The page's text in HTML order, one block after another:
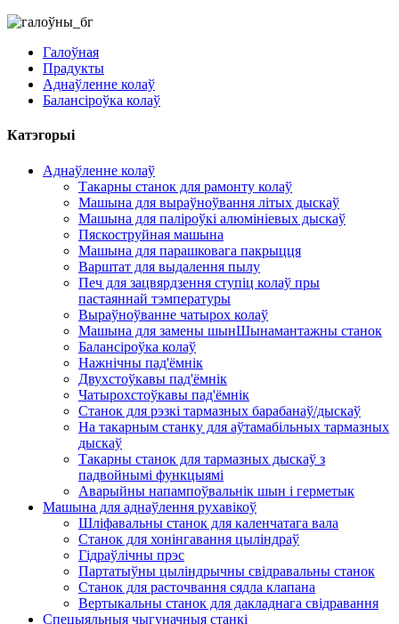
Галоўная
Прадукты
Аднаўленне колаў
Балансіроўка колаў
Катэгорыі
Аднаўленне колаў
Такарны станок для рамонту колаў
Машына для выраўноўвання літых дыскаў
Машына для паліроўкі алюмініевых дыскаў
Пяскоструйная машына
Машына для парашковага пакрыцця
Варштат для выдалення пылу
Печ для зацвярдзення ступіц колаў пры
пастаяннай тэмпературы
Выраўноўванне чатырох колаў
Машына для замены шынШынамантажны станок
Балансіроўка колаў
Нажнічны пад'ёмнік
Двухстоўкавы пад'ёмнік
Чатырохстоўкавы пад'ёмнік
Станок для рэзкі тармазных барабанаў/дыскаў
На такарным станку для аўтамабільных тармазных
дыскаў
Такарны станок для тармазных дыскаў з
падвойнымі функцыямі
Аварыйны напампоўвальнік шын і герметык
Машына для аднаўлення рухавікоў
Шліфавальны станок для каленчатага вала
Станок для хонінгавання цыліндраў
Гідраўлічны прэс
Партатыўны цыліндрычны свідравальны станок
Станок для расточвання сядла клапана
Вертыкальны станок для дакладнага свідравання
Спецыяльныя чыгуначныя станкі